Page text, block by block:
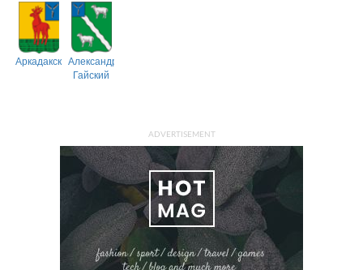
АркадакскийАлександрово-
Гайский
ADVERTISEMENT